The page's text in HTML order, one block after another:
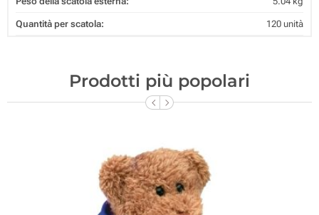
Quantità per scatola: 120 unità
Prodotti più popolari